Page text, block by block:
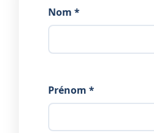
Nom *
Prénom *